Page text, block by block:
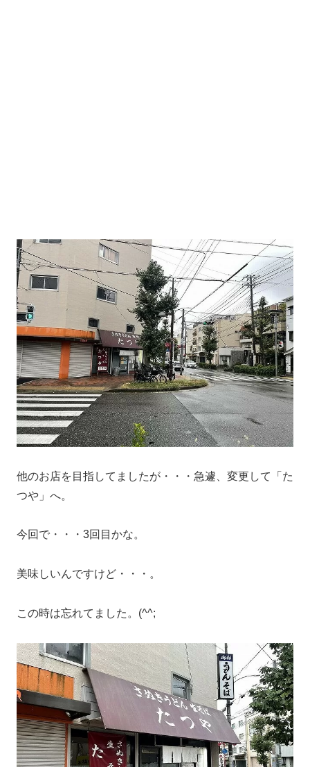
他のお店を目指してましたが・・・急遽、変更して「た
つや」へ。
今回で・・・3回目かな。
美味しいんですけど・・・。
この時は忘れてました。(^^;